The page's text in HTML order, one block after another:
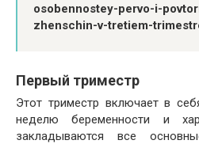
osobennostey-pervo-i-
zhenschin-v-tretiem-
Первый триместр
Этот триместр включает в
неделю беременности и
закладываются все